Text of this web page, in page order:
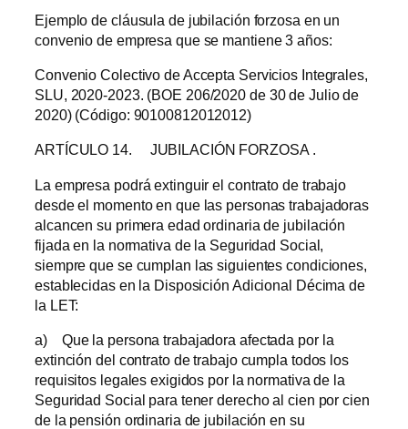
Ejemplo de cláusula de jubilación forzosa en un
convenio de empresa que se mantiene 3 años:
Convenio Colectivo de Accepta Servicios Integrales,
SLU, 2020-2023. (BOE 206/2020 de 30 de Julio de
2020) (Código: 90100812012012)
ARTÍCULO 14. JUBILACIÓN FORZOSA .
La empresa podrá extinguir el contrato de trabajo
desde el momento en que las personas trabajadoras
alcancen su primera edad ordinaria de jubilación
fijada en la normativa de la Seguridad Social,
siempre que se cumplan las siguientes condiciones,
establecidas en la Disposición Adicional Décima de
la LET:
a) Que la persona trabajadora afectada por la
extinción del contrato de trabajo cumpla todos los
requisitos legales exigidos por la normativa de la
Seguridad Social para tener derecho al cien por cien
de la pensión ordinaria de jubilación en su